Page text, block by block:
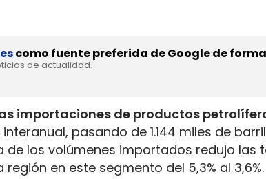
como fuente preferida de Google de
de actualidad.
importaciones de productos
pasando de 1.144 miles de
de los volúmenes importados redujo las
en este segmento del 5,3% al 3,6%.